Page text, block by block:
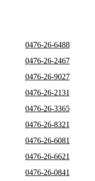
0476-26-6488
0476-26-2467
0476-26-9027
0476-26-2131
0476-26-3365
0476-26-8321
0476-26-6081
0476-26-6621
0476-26-0841